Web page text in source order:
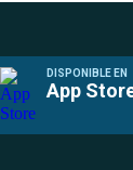
DISPONIBLE EN
App